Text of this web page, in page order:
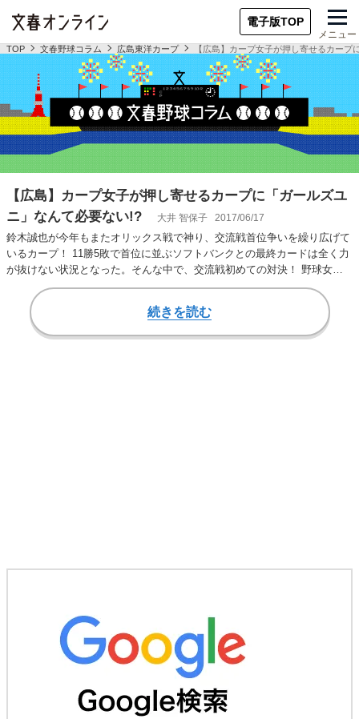
電子版TOP
メニュー
TOP 文春野球コラム 広島東洋カープ 【広島】カープ女子が押し寄せるカー
【広島】カープ女子が押し寄せるカープに「ガールズユ
ニ」なんて必要ない!?
大井 智保子 2017/06/17
鈴木誠也が今年もまたオリックス戦で神り、交流戦首位争いを繰り広げて
いるカープ！ 11勝5敗で首位に並ぶソフトバンクとの最終カードは全く力
が抜けない状況となった。そんな中で、交流戦初めての対決！ 野球女子
のヒエラルキ…
続きを読む